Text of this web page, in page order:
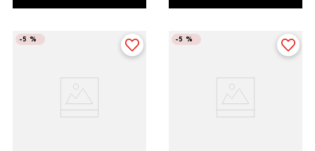
-5 % -5 %